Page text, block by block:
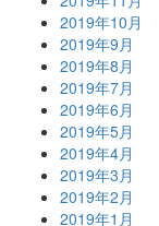
2019年10月
2019年9月
2019年8月
2019年7月
2019年6月
2019年5月
2019年4月
2019年3月
2019年2月
2019年1月